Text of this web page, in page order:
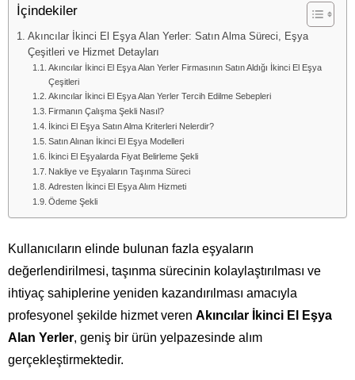
İçindekiler
Akıncılar İkinci El Eşya Alan Yerler: Satın Alma Süreci, Eşya
Çeşitleri ve Hizmet Detayları
Akıncılar İkinci El Eşya Alan Yerler Firmasının Satın Aldığı İkinci El Eşya
Çeşitleri
Akıncılar İkinci El Eşya Alan Yerler Tercih Edilme Sebepleri
Firmanın Çalışma Şekli Nasıl?
İkinci El Eşya Satın Alma Kriterleri Nelerdir?
Satın Alınan İkinci El Eşya Modelleri
İkinci El Eşyalarda Fiyat Belirleme Şekli
Nakliye ve Eşyaların Taşınma Süreci
Adresten İkinci El Eşya Alım Hizmeti
Ödeme Şekli
Kullanıcıların elinde bulunan fazla eşyaların
değerlendirilmesi, taşınma sürecinin kolaylaştırılması ve
ihtiyaç sahiplerine yeniden kazandırılması amacıyla
profesyonel şekilde hizmet veren Akıncılar İkinci El Eşya
Alan Yerler, geniş bir ürün yelpazesinde alım
gerçekleştirmektedir.